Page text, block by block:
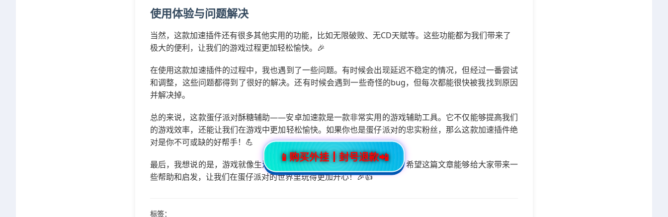
使用体验与问题解决
当然，这款加速插件还有很多其他实用的功能，比如无限破败、无CD天赋等。这些功能都为我们带来了
极大的便利，让我们的游戏过程更加轻松愉快。🎉
在使用这款加速插件的过程中，我也遇到了一些问题。有时候会出现延迟不稳定的情况，但经过一番尝试
和调整，这些问题都得到了很好的解决。还有时候会遇到一些奇怪的bug，但每次都能很快被我找到原因
并解决掉。
总的来说，这款蛋仔派对酥糖辅助——安卓加速款是一款非常实用的游戏辅助工具。它不仅能够提高我们
的游戏效率，还能让我们在游戏中更加轻松愉快。如果你也是蛋仔派对的忠实粉丝，那么这款加速插件绝
对是你不可或缺的好帮手！💪
最后，我想说的是，游戏就像生活一样，需要我们不断地去探索和尝试。希望这篇文章能够给大家带来一
些帮助和启发，让我们在蛋仔派对的世界里玩得更加开心！🎉👍
标签：
📱购买外挂┃封号退款📲